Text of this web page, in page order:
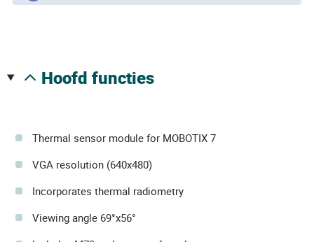
hoofd functies
Thermal sensor module for MOBOTIX 7
VGA resolution (640x480)
Incorporates thermal radiometry
Viewing angle 69°x56°